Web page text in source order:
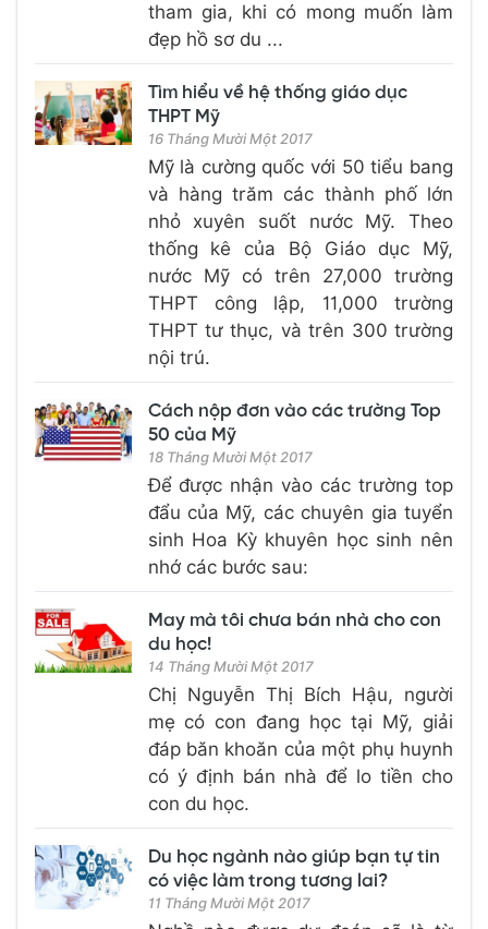
tham gia, khi có mong muốn làm
đẹp hồ sơ du ...
Tìm hiểu về hệ thống giáo dục
THPT Mỹ
16 Tháng Mười Một 2017
Mỹ là cường quốc với 50 tiểu bang
và hàng trăm các thành phố lớn
nhỏ xuyên suốt nước Mỹ. Theo
thống kê của Bộ Giáo dục Mỹ,
nước Mỹ có trên 27,000 trường
THPT công lập, 11,000 trường
THPT tư thục, và trên 300 trường
nội trú.
Cách nộp đơn vào các trường Top
50 của Mỹ
18 Tháng Mười Một 2017
Để được nhận vào các trường top
đẩu của Mỹ, các chuyên gia tuyển
sinh Hoa Kỳ khuyên học sinh nên
nhớ các bước sau:
May mà tôi chưa bán nhà cho con
du học!
14 Tháng Mười Một 2017
Chị Nguyễn Thị Bích Hậu, người
mẹ có con đang học tại Mỹ, giải
đáp băn khoăn của một phụ huynh
có ý định bán nhà để lo tiền cho
con du học.
Du học ngành nào giúp bạn tự tin
có việc làm trong tương lai?
11 Tháng Mười Một 2017